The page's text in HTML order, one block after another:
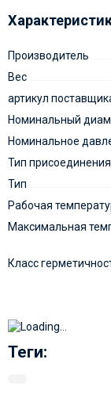
Производитель
Вес
артикул
Номинальный
Номинальное
Тип присоединения
Тип
Рабочая
Максимальная
Класс
Теги: